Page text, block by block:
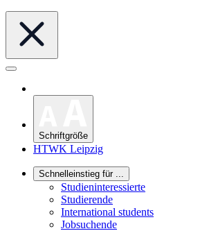
Schriftgröße
HTWK Leipzig
Schnelleinstieg für ...
Studieninteressierte
Studierende
International students
Jobsuchende